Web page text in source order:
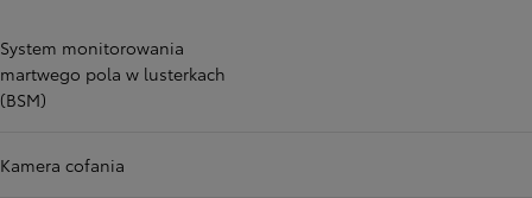
System monitorowania
martwego pola w lusterkach
(BSM)
Kamera cofania